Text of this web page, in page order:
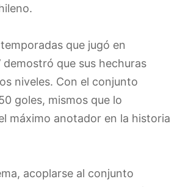
que jugó en
demostró que sus hechuras
niveles. Con el conjunto
goles, mismos que lo
máximo anotador en la historia
acoplarse al conjunto